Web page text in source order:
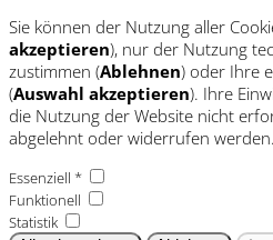
Sie können der Nutzung aller
akzeptieren), nur der Nutzung
zustimmen (Ablehnen) oder Ihre
(Auswahl akzeptieren). Ihre
die Nutzung der Website nicht
abgelehnt oder widerrufen werden.
Essenziell *
Funktionell
Statistik